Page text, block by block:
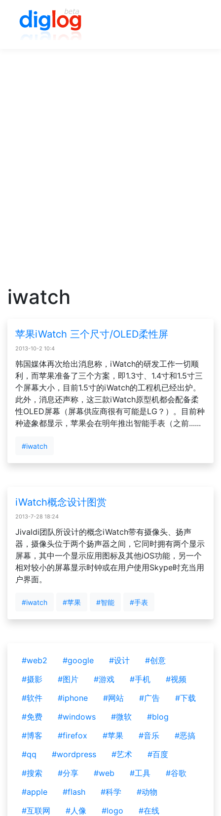
iwatch
苹果iWatch 三个尺寸/OLED柔性屏
2013-10-2 10:4
韩国媒体再次给出消息称，iWatch的研发工作一切顺
利，而苹果准备了三个方案，即1.3寸、1.4寸和1.5寸三
个屏幕大小，目前1.5寸的iWatch的工程机已经出炉。
此外，消息还声称，这三款iWatch原型机都会配备柔
性OLED屏幕（屏幕供应商很有可能是LG？）。目前种
种迹象都显示，苹果会在明年推出智能手表（之前......
#iwatch
iWatch概念设计图赏
2013-7-28 18:24
Jivaldi团队所设计的概念iWatch带有摄像头、扬声
器，摄像头位于两个扬声器之间，它同时拥有两个显示
屏幕，其中一个显示应用图标及其他iOS功能，另一个
相对较小的屏幕显示时钟或在用户使用Skype时充当用
户界面。
#iwatch #苹果 #智能 #手表
#web2 #google #设计
#创意
#摄影
#图片 #游戏 #手机
#视频
#软件
#iphone #网站 #广告
#下载
#免费
#windows #微软
#blog
#博客
#firefox #苹果 #音乐
#恶搞
#qq
#wordpress #艺术
#百度
#搜索
#分享 #web #工具
#谷歌
#apple
#flash #科学
#动物
#互联网
#人像 #logo
#在线